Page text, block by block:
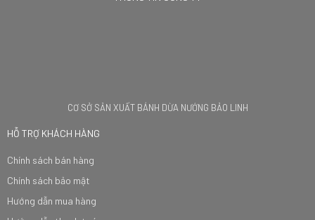
CƠ SỞ SẢN XUẤT BÁNH DỪA NƯỚNG BẢO LINH
HỖ TRỢ KHÁCH HÀNG
Chính sách bán hàng
Chính sách bảo mật
Hướng dẫn mua hàng